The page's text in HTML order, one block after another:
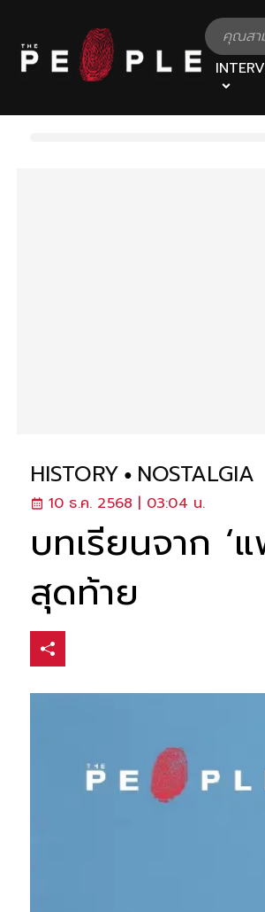
HISTORY NOSTALGIA
10 ธ.ค. 2568 | 03:04 น.
บทเรียนจาก ‘
สุดท้าย